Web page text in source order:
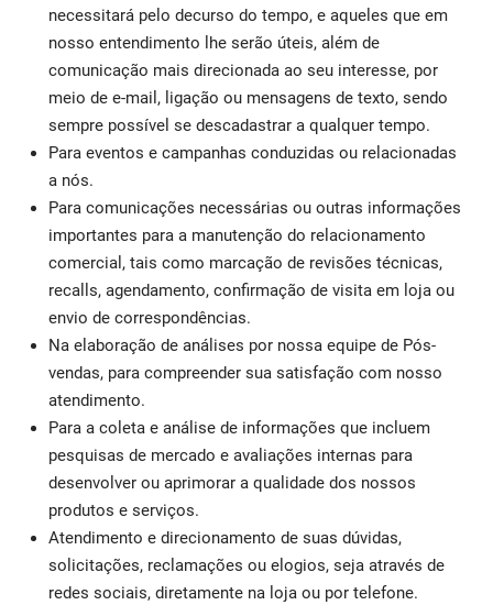
necessitará pelo decurso do tempo, e aqueles que em
nosso entendimento lhe serão úteis, além de
comunicação mais direcionada ao seu interesse, por
meio de e-mail, ligação ou mensagens de texto, sendo
sempre possível se descadastrar a qualquer tempo.
Para eventos e campanhas conduzidas ou relacionadas
a nós.
Para comunicações necessárias ou outras informações
importantes para a manutenção do relacionamento
comercial, tais como marcação de revisões técnicas,
recalls, agendamento, confirmação de visita em loja ou
envio de correspondências.
Na elaboração de análises por nossa equipe de Pós-
vendas, para compreender sua satisfação com nosso
atendimento.
Para a coleta e análise de informações que incluem
pesquisas de mercado e avaliações internas para
desenvolver ou aprimorar a qualidade dos nossos
produtos e serviços.
Atendimento e direcionamento de suas dúvidas,
solicitações, reclamações ou elogios, seja através de
redes sociais, diretamente na loja ou por telefone.